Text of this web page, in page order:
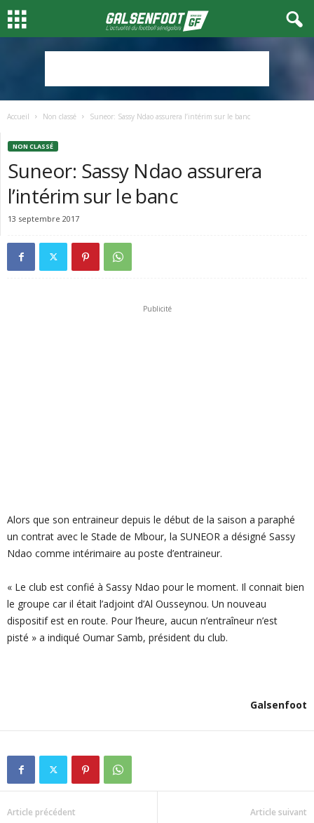
Accueil Non classé Suneor: Sassy Ndao assurera l’intérim sur le banc
NON CLASSÉ
Suneor: Sassy Ndao assurera
l’intérim sur le banc
13 septembre 2017
Publicité
Alors que son entraineur depuis le début de la saison a paraphé
un contrat avec le Stade de Mbour, la SUNEOR a désigné Sassy
Ndao comme intérimaire au poste d’entraineur.
« Le club est confié à Sassy Ndao pour le moment. Il connait bien
le groupe car il était l’adjoint d’Al Ousseynou. Un nouveau
dispositif est en route. Pour l’heure, aucun n’entraîneur n’est
pisté » a indiqué Oumar Samb, président du club.
Galsenfoot
Article précédent Article suivant